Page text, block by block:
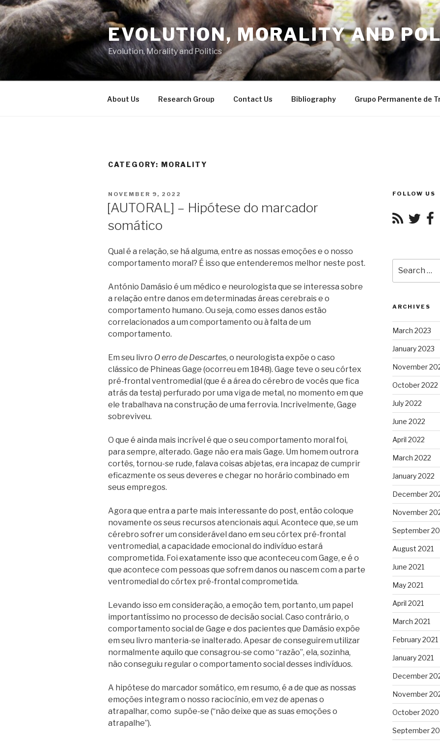
Skip
to
content
EVOLUTION, MORALITY AND
Evolution, Morality and Politics
About Us Research Group Contact Us Bibliography Grupo Permanente de
CATEGORY: MORALITY
POSTED
NOVEMBER 9, 2022
[AUTORAL] – Hipótese do marcador
somático
Qual é a relação, se há alguma, entre as nossas emoções e o nosso
comportamento moral? É isso que entenderemos melhor neste post.
António Damásio é um médico e neurologista que se interessa sobre
a relação entre danos em determinadas áreas cerebrais e o
comportamento humano. Ou seja, como esses danos estão
correlacionados a um comportamento ou à falta de um
comportamento.
Em seu livro O erro de Descartes, o neurologista expõe o caso
clássico de Phineas Gage (ocorreu em 1848). Gage teve o seu córtex
pré-frontal ventromedial (que é a área do cérebro de vocês que fica
atrás da testa) perfurado por uma viga de metal, no momento em que
ele trabalhava na construção de uma ferrovia. Incrivelmente, Gage
sobreviveu.
O que é ainda mais incrível é que o seu comportamento moral foi,
para sempre, alterado. Gage não era mais Gage. Um homem outrora
cortês, tornou-se rude, falava coisas abjetas, era incapaz de cumprir
eficazmente os seus deveres e chegar no horário combinado em
seus empregos.
Agora que entra a parte mais interessante do post, então coloque
novamente os seus recursos atencionais aqui. Acontece que, se um
cérebro sofrer um considerável dano em seu córtex pré-frontal
ventromedial, a capacidade emocional do indivíduo estará
comprometida. Foi exatamente isso que aconteceu com Gage, e é o
que acontece com pessoas que sofrem danos ou nascem com a parte
ventromedial do córtex pré-frontal comprometida.
Levando isso em consideração, a emoção tem, portanto, um papel
importantíssimo no processo de decisão social. Caso contrário, o
comportamento social de Gage e dos pacientes que Damásio expõe
em seu livro manteria-se inalterado. Apesar de conseguirem utilizar
normalmente aquilo que consagrou-se como “razão”, ela, sozinha,
não conseguiu regular o comportamento social desses indivíduos.
A hipótese do marcador somático, em resumo, é a de que as nossas
emoções integram o nosso raciocínio, em vez de apenas o
atrapalhar, como supõe-se (“não deixe que as suas emoções o
atrapalhe”).
FOLLOW US
for:
ARCHIVES
March 2023
January 2023
November
October 2022
July 2022
June 2022
April 2022
March 2022
January 2022
December
November
September
August 2021
June 2021
May 2021
April 2021
March 2021
February 2021
January 2021
December
November
October 2020
September